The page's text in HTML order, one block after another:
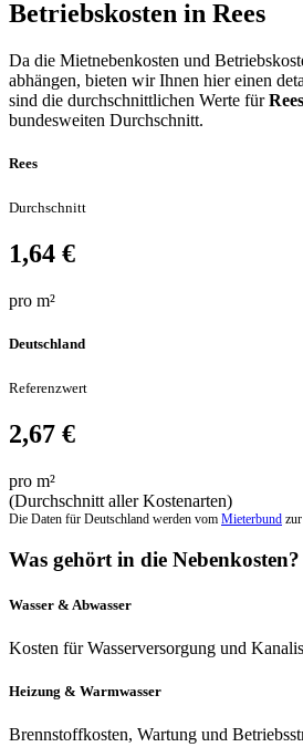
Betriebskosten in Rees
Da die Mietnebenkosten und
abhängen, bieten wir Ihnen hier einen
sind die durchschnittlichen Werte fürRees
bundesweiten Durchschnitt.
Rees
Durchschnitt
1,64 €
pro m²
Deutschland
Referenzwert
2,67 €
pro m²
(Durchschnitt aller Kostenarten)
Die Daten für Deutschland werden vom Mieterbund
Was gehört in die Nebenkosten?
Wasser & Abwasser
Kosten für Wasserversorgung und
Heizung & Warmwasser
Brennstoffkosten, Wartung und